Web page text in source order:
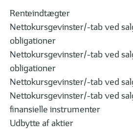
Renteindtægter
Nettokursgevinster/-tab ved
obligationer
Nettokursgevinster/-tab ved
obligationer
Nettokursgevinster/-tab ved
Nettokursgevinster/-tab ved
finansielle instrumenter
Udbytte af aktier